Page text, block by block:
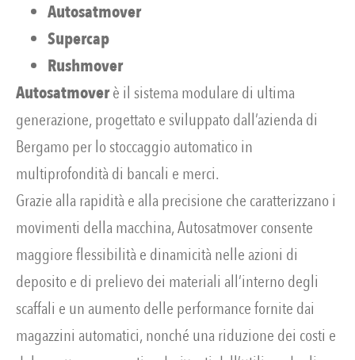
Autosatmover
Supercap
Rushmover
Autosatmoverè il sistema modulare di ultima
generazione, progettato e sviluppato dall’azienda di
Bergamo per lo stoccaggio automatico in
multiprofondità di bancali e merci.
Grazie alla rapidità e alla precisione che caratterizzano i
movimenti della macchina, Autosatmover consente
maggiore flessibilità e dinamicità nelle azioni di
deposito e di prelievo dei materiali all’interno degli
scaffali e un aumento delle performance fornite dai
magazzini automatici, nonché una riduzione dei costi e